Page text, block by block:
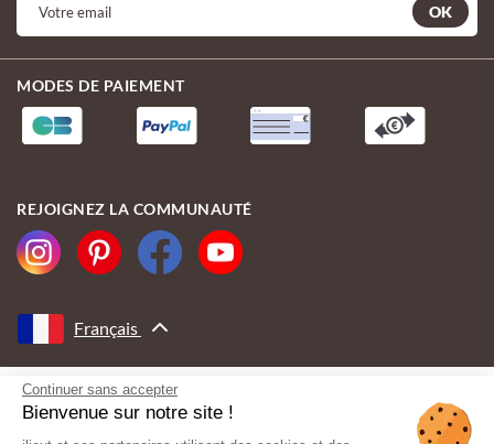
Continuer sans accepter
Bienvenue sur notre site !
OK
MODES DE PAIEMENT
REJOIGNEZ LA COMMUNAUTÉ
Français
AVEC LE SOUTIEN DE